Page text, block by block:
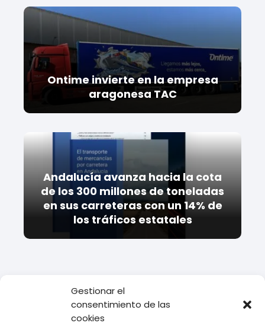
Gestionar el
consentimiento de las
cookies
Ontime invierte en la empresa
aragonesa TAC
Andalucía avanza hacia la cota
de los 300 millones de toneladas
en sus carreteras con un 14% de
los tráficos estatales
Empresas de Logística